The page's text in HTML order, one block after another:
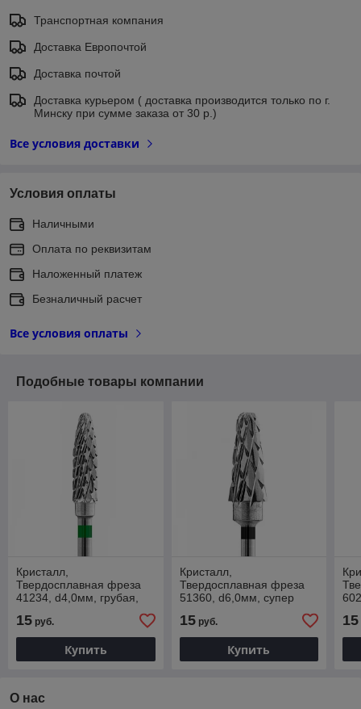
Транспортная компания
Доставка Европочтой
Доставка почтой
Доставка курьером ( доставка производится только по г.
Минску при сумме заказа от 30 р.)
Все условия доставки
Условия оплаты
Наличными
Оплата по реквизитам
Наложенный платеж
Безналичный расчет
Все условия оплаты
Подобные товары компании
Кристалл,
Твердосплавная фреза
41234, d4,0мм, грубая,
15 руб.
Купить
Кристалл,
Твердосплавная фреза
51360, d6,0мм, супер
15руб.
Купить
15
О нас